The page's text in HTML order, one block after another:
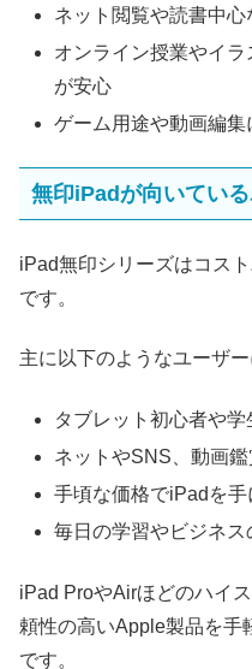
ネット閲覧や読書中
オンライン授業やイ
が安心
ゲーム用途や動画編
無印iPadが向いてい
iPad無印シリーズはコス
です。
主に以下のようなユーザ
タブレット初心者や学
ネットやSNS、動画
手頃な価格でiPadを
毎日の学習やビジネ
iPad ProやAirほどのハイ
頼性の高いApple製品を手
です。